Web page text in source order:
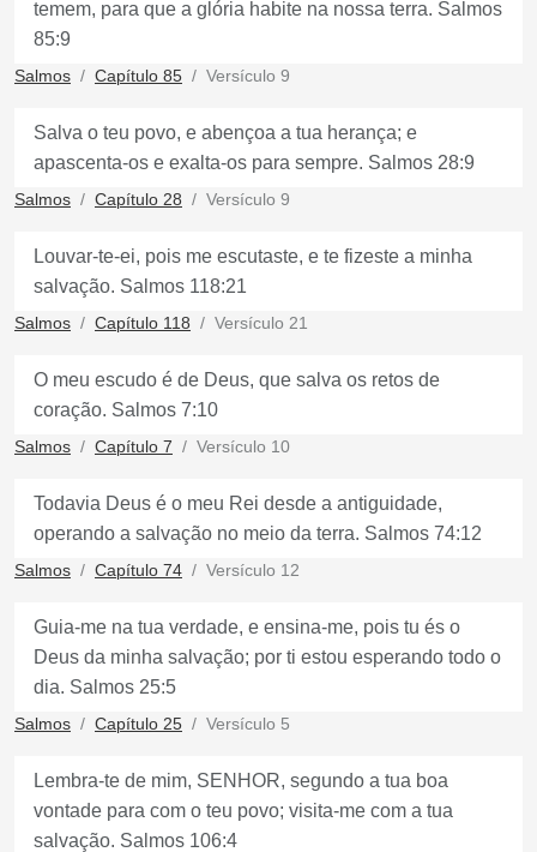
temem, para que a glória habite na nossa terra. Salmos
85:9
Salmos Capítulo 85 Versículo 9
Salva o teu povo, e abençoa a tua herança; e
apascenta-os e exalta-os para sempre. Salmos 28:9
Salmos Capítulo 28 Versículo 9
Louvar-te-ei, pois me escutaste, e te fizeste a minha
salvação. Salmos 118:21
Salmos Capítulo 118 Versículo 21
O meu escudo é de Deus, que salva os retos de
coração. Salmos 7:10
Salmos Capítulo 7 Versículo 10
Todavia Deus é o meu Rei desde a antiguidade,
operando a salvação no meio da terra. Salmos 74:12
Salmos Capítulo 74 Versículo 12
Guia-me na tua verdade, e ensina-me, pois tu és o
Deus da minha salvação; por ti estou esperando todo o
dia. Salmos 25:5
Salmos Capítulo 25 Versículo 5
Lembra-te de mim, SENHOR, segundo a tua boa
vontade para com o teu povo; visita-me com a tua
salvação. Salmos 106:4